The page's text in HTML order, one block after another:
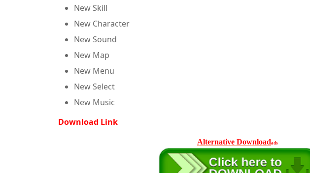
New Skill
New Character
New Sound
New Map
New Menu
New Select
New Music
Download Link
Alternative Downloadads